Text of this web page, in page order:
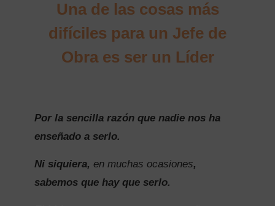
Una de las cosas más
difíciles para un Jefe de
Obra es ser un Líder
Por la sencilla razón que nadie nos ha
enseñado a serlo.
Ni siquiera, en muchas ocasiones,
sabemos que hay que serlo.